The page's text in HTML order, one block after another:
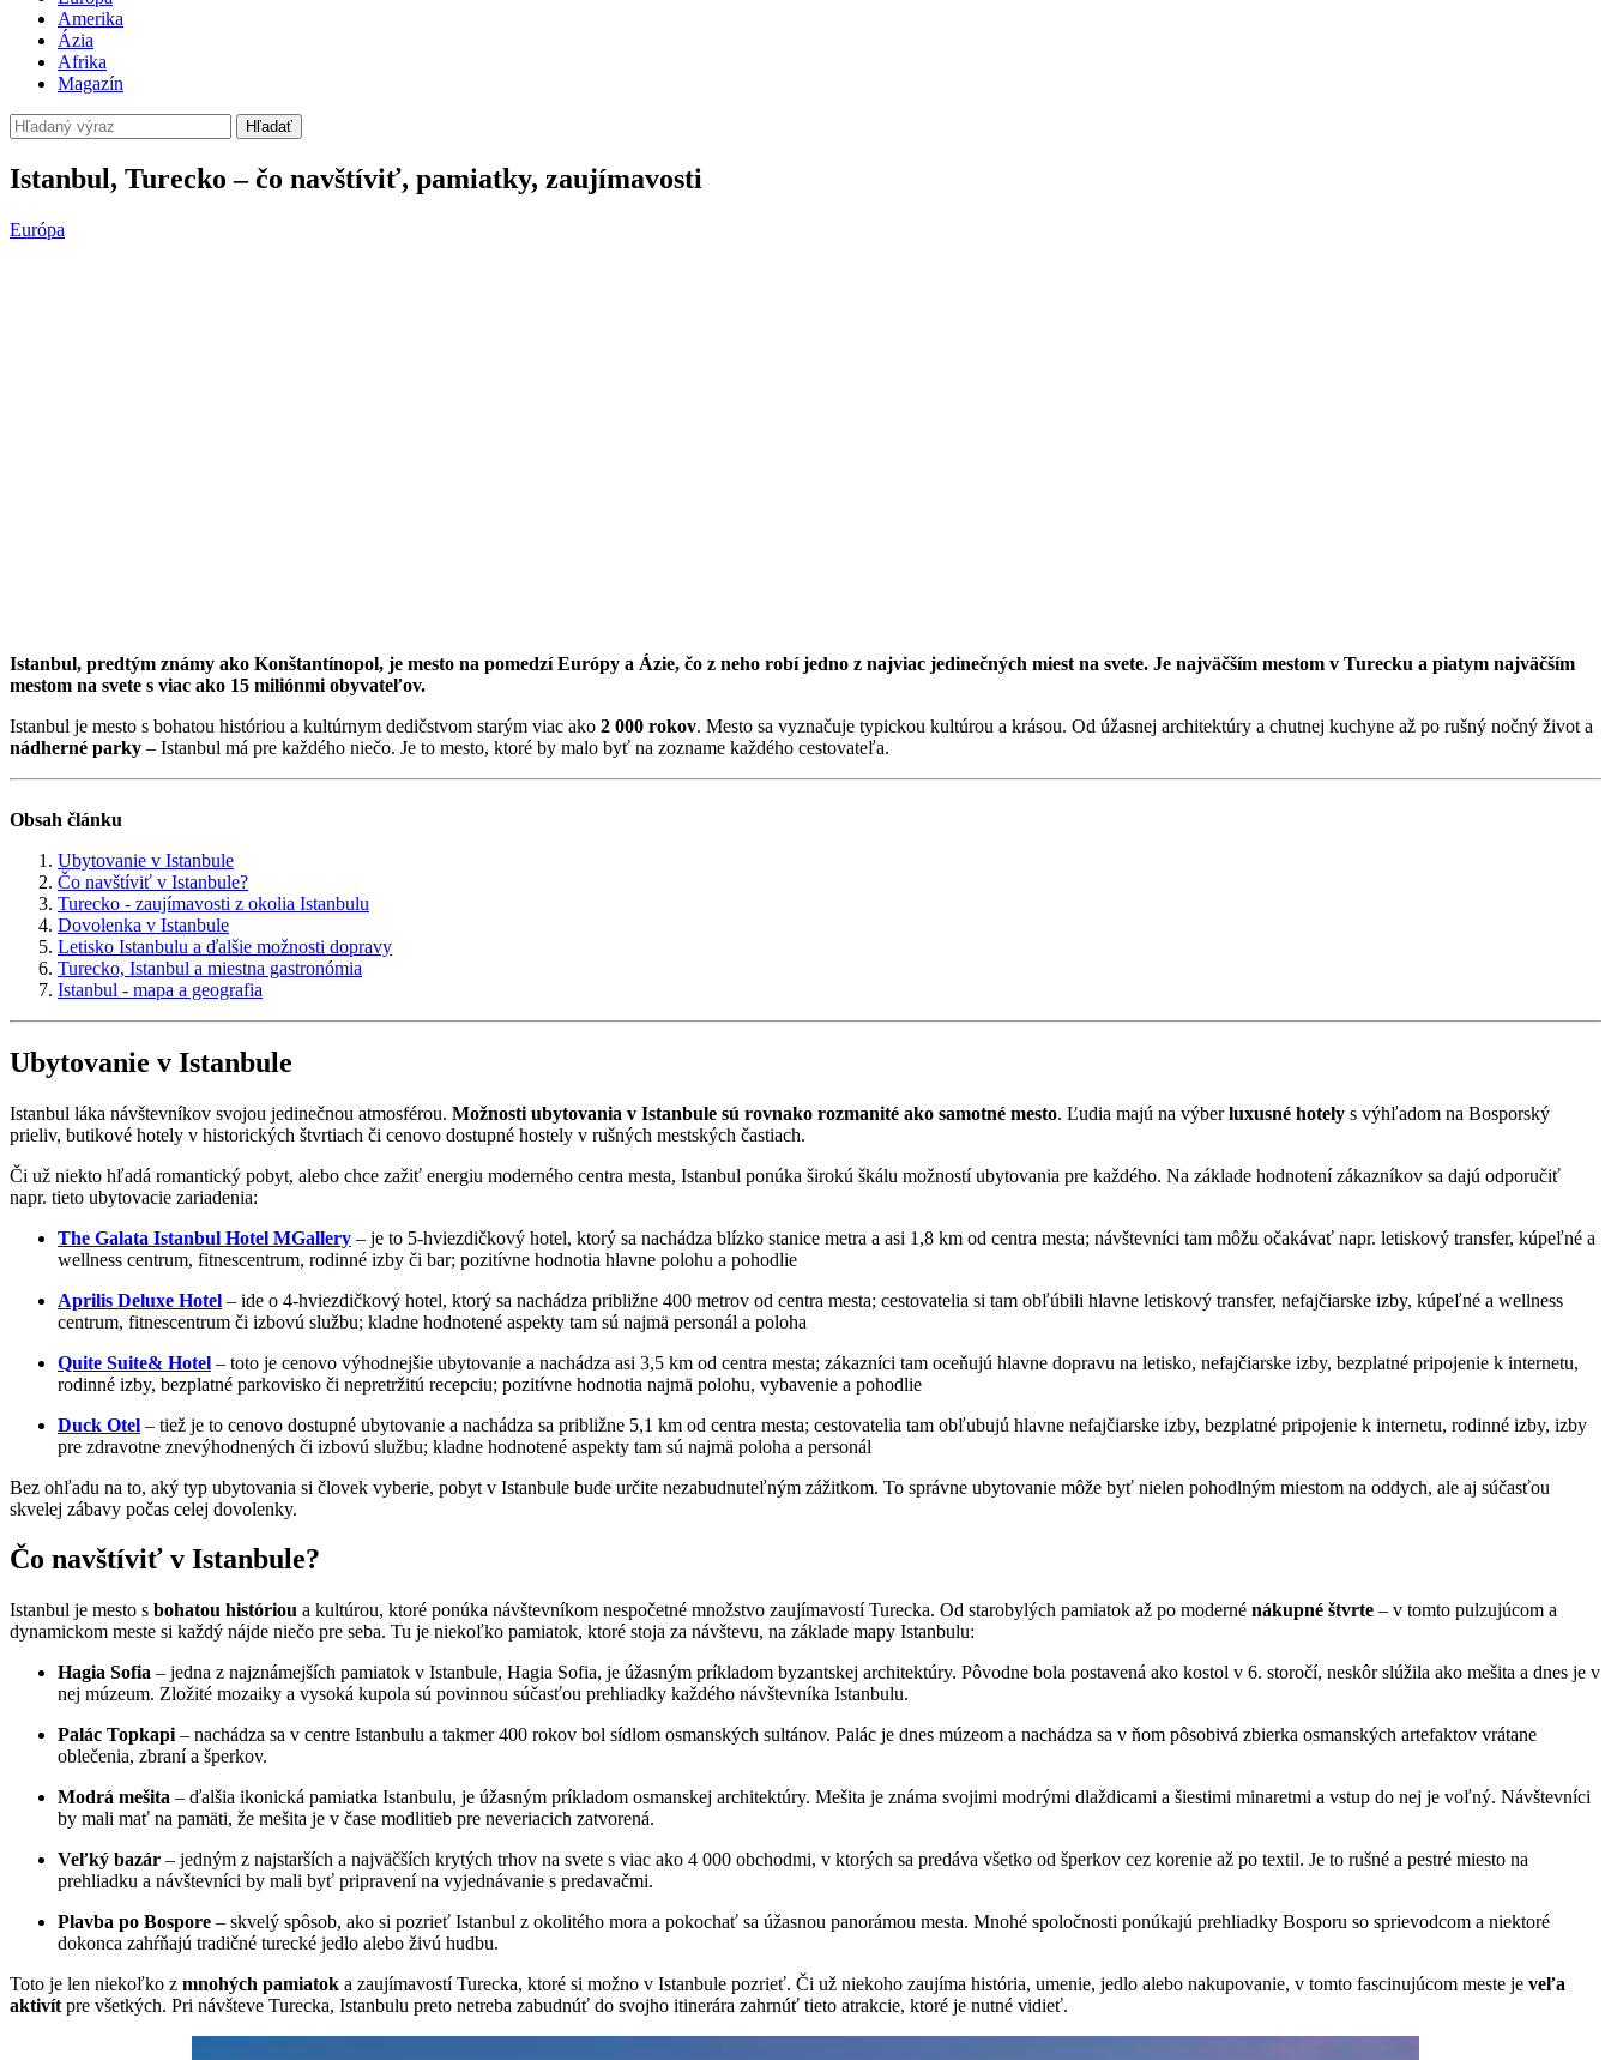
Amerika
Ázia
Afrika
Magazín
Hľadať
Istanbul, Turecko – čo navštíviť, pamiatky, zaujímavosti
Európa
Istanbul, predtým známy ako Konštantínopol, je mesto na pomedzí Európy a Ázie, čo z neho robí jedno z najviac jedinečných miest na svete. Je najväčším mestom v Turecku a piatym najväčším
mestom na svete s viac ako 15 miliónmi obyvateľov.
Istanbul je mesto s bohatou históriou a kultúrnym dedičstvom starým viac ako 2 000 rokov. Mesto sa vyznačuje typickou kultúrou a krásou. Od úžasnej architektúry a chutnej kuchyne až po rušný nočný život a
nádherné parky – Istanbul má pre každého niečo. Je to mesto, ktoré by malo byť na zozname každého cestovateľa.
Obsah článku
Ubytovanie v Istanbule
Čo navštíviť v Istanbule?
Turecko - zaujímavosti z okolia Istanbulu
Dovolenka v Istanbule
Letisko Istanbulu a ďalšie možnosti dopravy
Turecko, Istanbul a miestna gastronómia
Istanbul - mapa a geografia
Ubytovanie v Istanbule
Istanbul láka návštevníkov svojou jedinečnou atmosférou. Možnosti ubytovania v Istanbule sú rovnako rozmanité ako samotné mesto. Ľudia majú na výberluxusné hotely s výhľadom na Bosporský
prieliv, butikové hotely v historických štvrtiach či cenovo dostupné hostely v rušných mestských častiach.
Či už niekto hľadá romantický pobyt, alebo chce zažiť energiu moderného centra mesta, Istanbul ponúka širokú škálu možností ubytovania pre každého. Na základe hodnotení zákazníkov sa dajú odporučiť
napr. tieto ubytovacie zariadenia:
The Galata Istanbul Hotel MGallery – je to 5-hviezdičkový hotel, ktorý sa nachádza blízko stanice metra a asi 1,8 km od centra mesta; návštevníci tam môžu očakávať napr. letiskový transfer, kúpeľné a
wellness centrum, fitnescentrum, rodinné izby či bar; pozitívne hodnotia hlavne polohu a pohodlie
Aprilis Deluxe Hotel – ide o 4-hviezdičkový hotel, ktorý sa nachádza približne 400 metrov od centra mesta; cestovatelia si tam obľúbili hlavne letiskový transfer, nefajčiarske izby, kúpeľné a wellness
centrum, fitnescentrum či izbovú službu; kladne hodnotené aspekty tam sú najmä personál a poloha
Quite Suite& Hotel – toto je cenovo výhodnejšie ubytovanie a nachádza asi 3,5 km od centra mesta; zákazníci tam oceňujú hlavne dopravu na letisko, nefajčiarske izby, bezplatné pripojenie k internetu,
rodinné izby, bezplatné parkovisko či nepretržitú recepciu; pozitívne hodnotia najmä polohu, vybavenie a pohodlie
Duck Otel – tiež je to cenovo dostupné ubytovanie a nachádza sa približne 5,1 km od centra mesta; cestovatelia tam obľubujú hlavne nefajčiarske izby, bezplatné pripojenie k internetu, rodinné izby, izby
pre zdravotne znevýhodnených či izbovú službu; kladne hodnotené aspekty tam sú najmä poloha a personál
Bez ohľadu na to, aký typ ubytovania si človek vyberie, pobyt v Istanbule bude určite nezabudnuteľným zážitkom. To správne ubytovanie môže byť nielen pohodlným miestom na oddych, ale aj súčasťou
skvelej zábavy počas celej dovolenky.
Čo navštíviť v Istanbule?
Istanbul je mesto s bohatou históriou a kultúrou, ktoré ponúka návštevníkom nespočetné množstvo zaujímavostí Turecka. Od starobylých pamiatok až po moderné nákupné štvrte – v tomto pulzujúcom a
dynamickom meste si každý nájde niečo pre seba. Tu je niekoľko pamiatok, ktoré stoja za návštevu, na základe mapy Istanbulu:
Hagia Sofia – jedna z najznámejších pamiatok v Istanbule, Hagia Sofia, je úžasným príkladom byzantskej architektúry. Pôvodne bola postavená ako kostol v 6. storočí, neskôr slúžila ako mešita a dnes je v
nej múzeum. Zložité mozaiky a vysoká kupola sú povinnou súčasťou prehliadky každého návštevníka Istanbulu.
Palác Topkapi – nachádza sa v centre Istanbulu a takmer 400 rokov bol sídlom osmanských sultánov. Palác je dnes múzeom a nachádza sa v ňom pôsobivá zbierka osmanských artefaktov vrátane
oblečenia, zbraní a šperkov.
Modrá mešita – ďalšia ikonická pamiatka Istanbulu, je úžasným príkladom osmanskej architektúry. Mešita je známa svojimi modrými dlaždicami a šiestimi minaretmi a vstup do nej je voľný. Návštevníci
by mali mať na pamäti, že mešita je v čase modlitieb pre neveriacich zatvorená.
Veľký bazár – jedným z najstarších a najväčších krytých trhov na svete s viac ako 4 000 obchodmi, v ktorých sa predáva všetko od šperkov cez korenie až po textil. Je to rušné a pestré miesto na
prehliadku a návštevníci by mali byť pripravení na vyjednávanie s predavačmi.
Plavba po Bospore – skvelý spôsob, ako si pozrieť Istanbul z okolitého mora a pokochať sa úžasnou panorámou mesta. Mnohé spoločnosti ponúkajú prehliadky Bosporu so sprievodcom a niektoré
dokonca zahŕňajú tradičné turecké jedlo alebo živú hudbu.
Toto je len niekoľko z mnohých pamiatok a zaujímavostí Turecka, ktoré si možno v Istanbule pozrieť. Či už niekoho zaujíma história, umenie, jedlo alebo nakupovanie, v tomto fascinujúcom meste je veľa
aktivít pre všetkých. Pri návšteve Turecka, Istanbulu preto netreba zabudnúť do svojho itinerára zahrnúť tieto atrakcie, ktoré je nutné vidieť.